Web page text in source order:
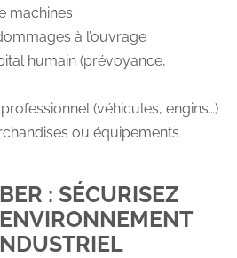
machines
à l’ouvrage
humain (prévoyance,
(véhicules, engins…)
ou équipements
: SÉCURISEZ